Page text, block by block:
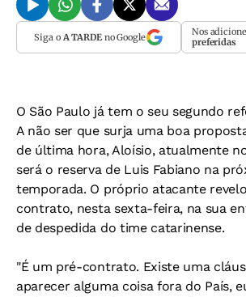
Siga o A TARDEno Google Nos
preferidas
O São Paulo já tem o seu segundo
A não ser que surja uma boa
de última hora, Aloísio, atualmente
será o reserva de Luis Fabiano na
temporada. O próprio atacante
contrato, nesta sexta-feira, na sua
de despedida do time catarinense.
"É um pré-contrato. Existe uma
aparecer alguma coisa fora do País,